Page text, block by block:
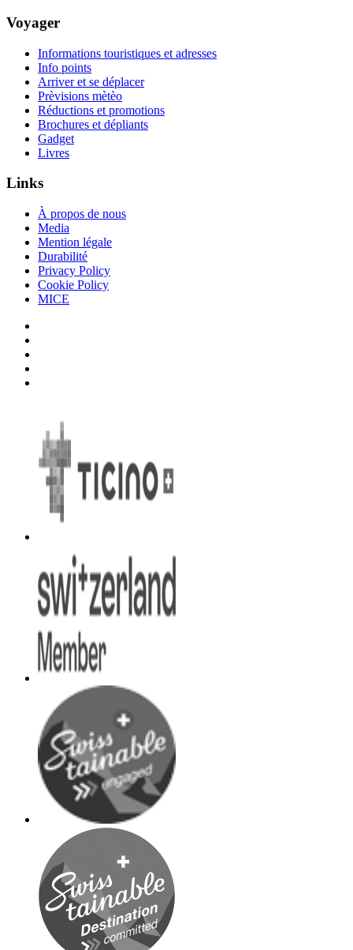
Voyager
Informations touristiques et adresses
Info points
Arriver et se déplacer
Prèvisions mètèo
Réductions et promotions
Brochures et dépliants
Gadget
Livres
Links
À propos de nous
Media
Mention légale
Durabilité
Privacy Policy
Cookie Policy
MICE